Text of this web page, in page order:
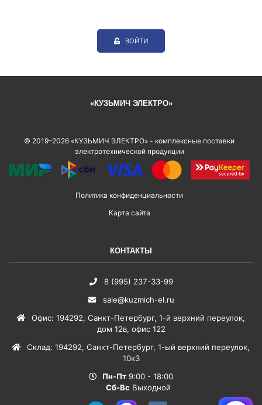
ВОЙТИ
«КУЗЬМИЧ ЭЛЕКТРО»
© 2019–2026 «КУЗЬМИЧ ЭЛЕКТРО» - комплексные поставки
электротехнической продукции
Политика конфиденциальности
Карта сайта
КОНТАКТЫ
8 (995) 237-33-99
sale@kuzmich-el.ru
Офис: 194292, Санкт-Петербург, 1-й верхний переулок,
дом 12в, офис 122
Склад: 194292, Санкт-Петербург, 1-ый верхний переулок,
10к3
Пн-Пт 9:00 - 18:00
Сб-Вс Выходной